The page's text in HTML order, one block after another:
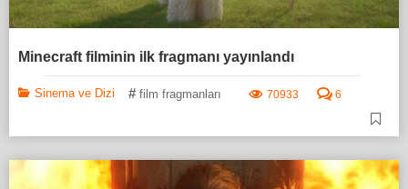
Minecraft filminin ilk fragmanı yayınlandı
Sinema ve Dizi # film fragmanları 70933 6